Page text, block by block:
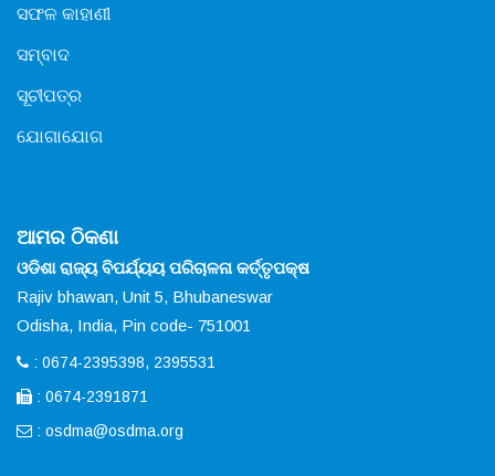
ସଫଳ କାହାଣୀ
ସମ୍ବାଦ
ସୂଚୀପତ୍ର
ଯୋଗାଯୋଗ
ଆମର ଠିକଣା
ଓଡିଶା ରାଜ୍ୟ ବିପର୍ଯ୍ୟୟ ପରିଚାଳନା କର୍ତ୍ତୃପକ୍ଷ
Rajiv bhawan, Unit 5, Bhubaneswar
Odisha, India, Pin code- 751001
: 0674-2395398, 2395531
: 0674-2391871
: osdma@osdma.org